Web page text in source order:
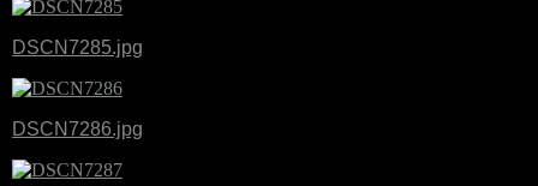
DSCN7285.jpg
DSCN7286.jpg